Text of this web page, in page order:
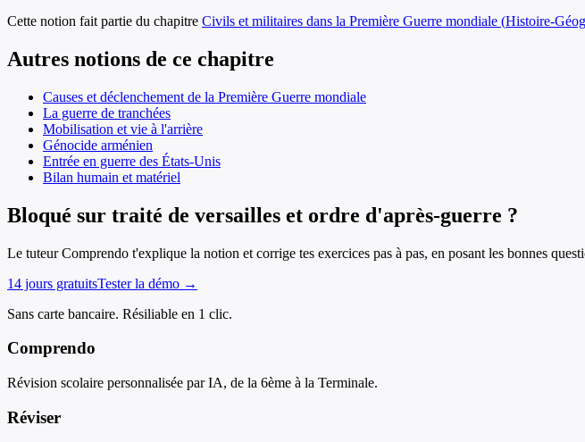
Cette notion fait partie du chapitre Civils et militaires dans la Première Guerre mondiale (Histoire-
Autres notions de ce chapitre
Causes et déclenchement de la Première Guerre mondiale
La guerre de tranchées
Mobilisation et vie à l'arrière
Génocide arménien
Entrée en guerre des États-Unis
Bilan humain et matériel
Bloqué sur traité de versailles et ordre d'après-guerre ?
Le tuteur Comprendo t'explique la notion et corrige tes exercices pas à pas, en posant les bonnes
14 jours gratuitsTester la démo →
Sans carte bancaire. Résiliable en 1 clic.
Comprendo
Révision scolaire personnalisée par IA, de la 6ème à la Terminale.
Réviser